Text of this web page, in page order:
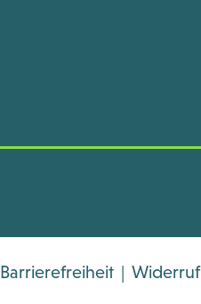
Barrierefreiheit | Widerruf